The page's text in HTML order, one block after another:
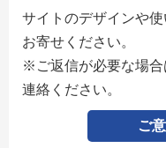
サイトのデザインや
お寄せください。
※ご返信が必要な場合
連絡ください。
ご